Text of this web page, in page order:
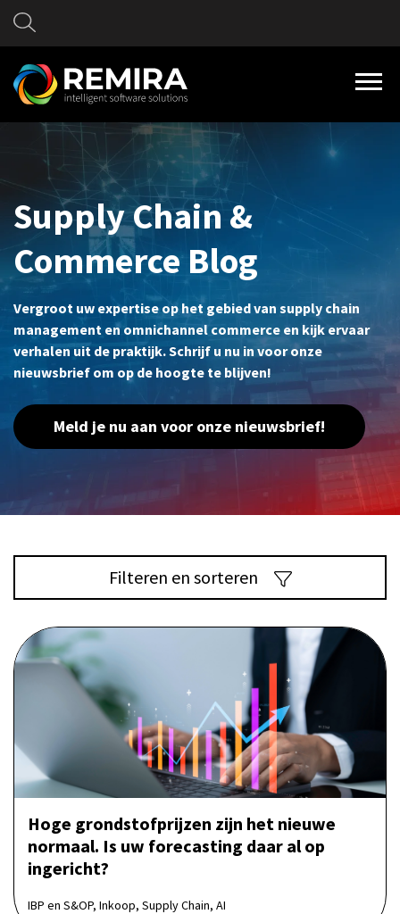
Supply Chain &
Commerce Blog
Vergroot uw expertise op het gebied van supply chain
management en omnichannel commerce en kijk ervaar
verhalen uit de praktijk. Schrijf u nu in voor onze
nieuwsbrief om op de hoogte te blijven!
Meld je nu aan voor onze nieuwsbrief!
Filteren en sorteren
Hoge grondstofprijzen zijn het nieuwe
normaal. Is uw forecasting daar al op
ingericht?
IBP en S&OP, Inkoop, Supply Chain, AI